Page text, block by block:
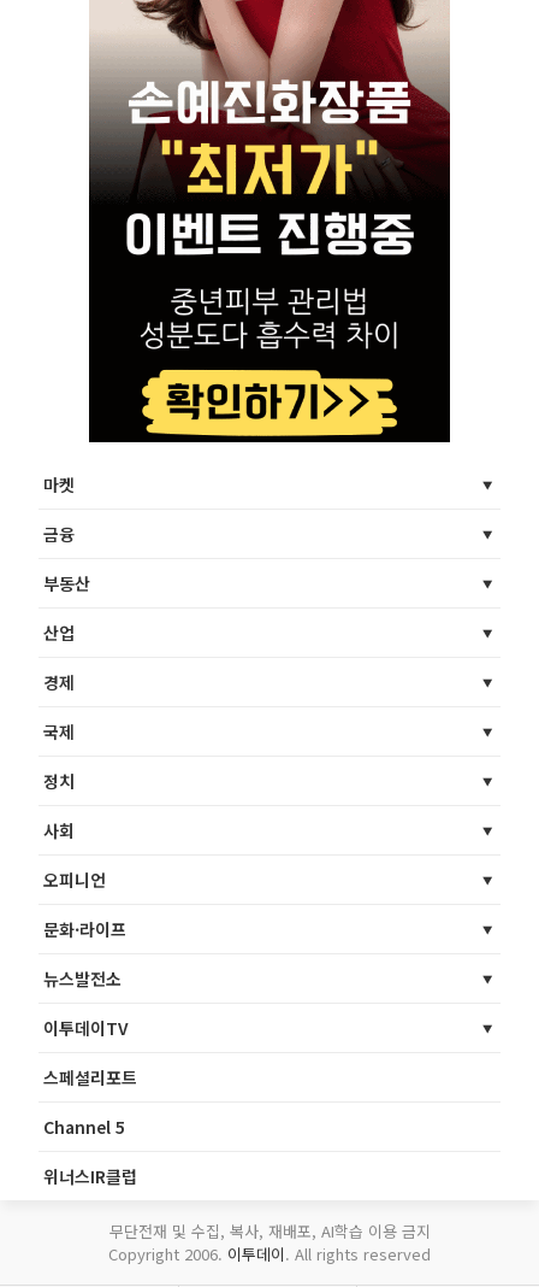
마켓
금융
부동산
산업
경제
국제
정치
사회
오피니언
문화·라이프
뉴스발전소
이투데이TV
스페셜리포트
Channel 5
위너스IR클럽
무단전재 및 수집, 복사, 재배포, AI학습 이용 금지
Copyright 2006. 이투데이. All rights reserved